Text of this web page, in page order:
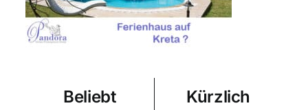
Beliebt Kürzlich